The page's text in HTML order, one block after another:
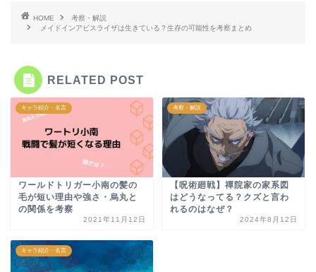
HOME
考察・解説
メイドインアビスライザは生きている？生存の可能性を考察まとめ
RELATED POST
キャラ紹介・名言
ワールドトリガー小南の髪の
毛が短い理由や強さ・烏丸と
の関係を考察
2021年11月12日
考察・解説
【呪術廻戦】禪院家の家系図
はどうなってる？クズと言わ
れるのはなぜ？
2024年8月12日
キャラ紹介・名言